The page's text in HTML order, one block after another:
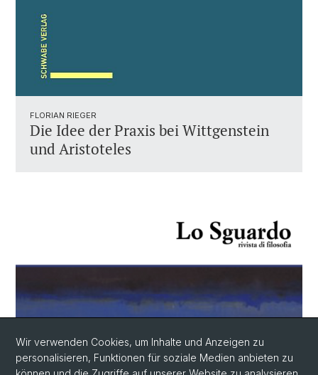
FLORIAN RIEGER
Die Idee der Praxis bei Wittgenstein
und Aristoteles
Wir verwenden Cookies, um Inhalte und Anzeigen zu
personalisieren, Funktionen für soziale Medien anbieten zu